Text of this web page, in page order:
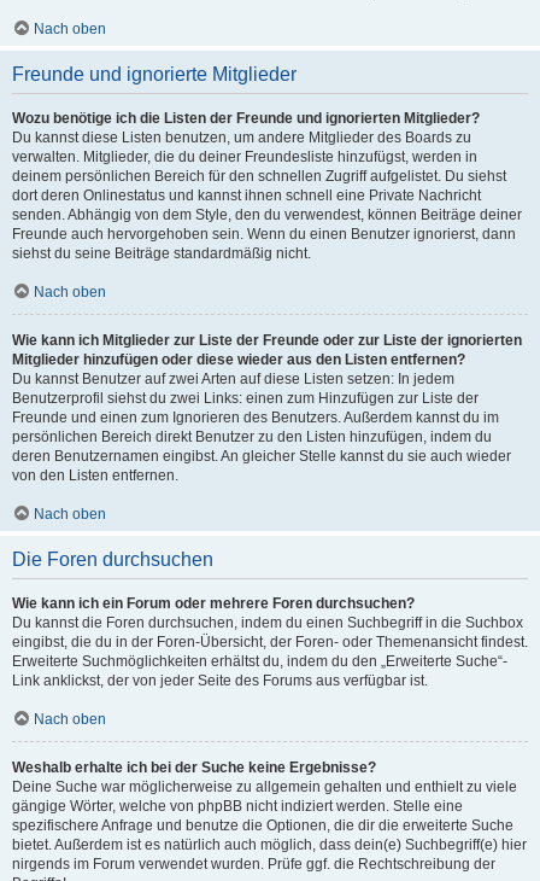
Nach oben
Freunde und ignorierte Mitglieder
Wozu benötige ich die Listen der Freunde und ignorierten Mitglieder?
Du kannst diese Listen benutzen, um andere Mitglieder des Boards zu
verwalten. Mitglieder, die du deiner Freundesliste hinzufügst, werden in
deinem persönlichen Bereich für den schnellen Zugriff aufgelistet. Du siehst
dort deren Onlinestatus und kannst ihnen schnell eine Private Nachricht
senden. Abhängig von dem Style, den du verwendest, können Beiträge deiner
Freunde auch hervorgehoben sein. Wenn du einen Benutzer ignorierst, dann
siehst du seine Beiträge standardmäßig nicht.
Nach oben
Wie kann ich Mitglieder zur Liste der Freunde oder zur Liste der ignorierten
Mitglieder hinzufügen oder diese wieder aus den Listen entfernen?
Du kannst Benutzer auf zwei Arten auf diese Listen setzen: In jedem
Benutzerprofil siehst du zwei Links: einen zum Hinzufügen zur Liste der
Freunde und einen zum Ignorieren des Benutzers. Außerdem kannst du im
persönlichen Bereich direkt Benutzer zu den Listen hinzufügen, indem du
deren Benutzernamen eingibst. An gleicher Stelle kannst du sie auch wieder
von den Listen entfernen.
Nach oben
Die Foren durchsuchen
Wie kann ich ein Forum oder mehrere Foren durchsuchen?
Du kannst die Foren durchsuchen, indem du einen Suchbegriff in die Suchbox
eingibst, die du in der Foren-Übersicht, der Foren- oder Themenansicht findest.
Erweiterte Suchmöglichkeiten erhältst du, indem du den „Erweiterte Suche“-
Link anklickst, der von jeder Seite des Forums aus verfügbar ist.
Nach oben
Weshalb erhalte ich bei der Suche keine Ergebnisse?
Deine Suche war möglicherweise zu allgemein gehalten und enthielt zu viele
gängige Wörter, welche von phpBB nicht indiziert werden. Stelle eine
spezifischere Anfrage und benutze die Optionen, die dir die erweiterte Suche
bietet. Außerdem ist es natürlich auch möglich, dass dein(e) Suchbegriff(e) hier
nirgends im Forum verwendet wurden. Prüfe ggf. die Rechtschreibung der